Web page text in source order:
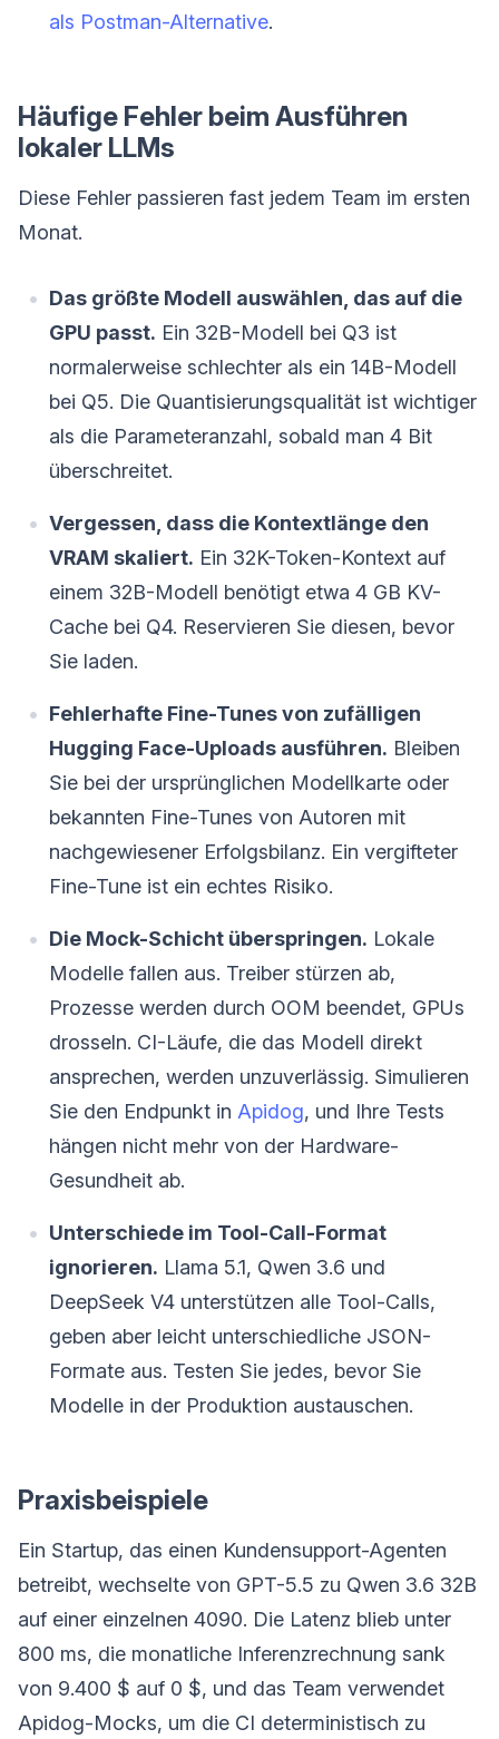
als Postman-Alternative.
Häufige Fehler beim Ausführen
lokaler LLMs
Diese Fehler passieren fast jedem Team im ersten
Monat.
Das größte Modell auswählen, das auf die
GPU passt. Ein 32B-Modell bei Q3 ist
normalerweise schlechter als ein 14B-Modell
bei Q5. Die Quantisierungsqualität ist wichtiger
als die Parameteranzahl, sobald man 4 Bit
überschreitet.
Vergessen, dass die Kontextlänge den
VRAM skaliert. Ein 32K-Token-Kontext auf
einem 32B-Modell benötigt etwa 4 GB KV-
Cache bei Q4. Reservieren Sie diesen, bevor
Sie laden.
Fehlerhafte Fine-Tunes von zufälligen
Hugging Face-Uploads ausführen. Bleiben
Sie bei der ursprünglichen Modellkarte oder
bekannten Fine-Tunes von Autoren mit
nachgewiesener Erfolgsbilanz. Ein vergifteter
Fine-Tune ist ein echtes Risiko.
Die Mock-Schicht überspringen. Lokale
Modelle fallen aus. Treiber stürzen ab,
Prozesse werden durch OOM beendet, GPUs
drosseln. CI-Läufe, die das Modell direkt
ansprechen, werden unzuverlässig. Simulieren
Sie den Endpunkt in Apidog, und Ihre Tests
hängen nicht mehr von der Hardware-
Gesundheit ab.
Unterschiede im Tool-Call-Format
ignorieren. Llama 5.1, Qwen 3.6 und
DeepSeek V4 unterstützen alle Tool-Calls,
geben aber leicht unterschiedliche JSON-
Formate aus. Testen Sie jedes, bevor Sie
Modelle in der Produktion austauschen.
Praxisbeispiele
Ein Startup, das einen Kundensupport-Agenten
betreibt, wechselte von GPT-5.5 zu Qwen 3.6 32B
auf einer einzelnen 4090. Die Latenz blieb unter
800 ms, die monatliche Inferenzrechnung sank
von 9.400 $ auf 0 $, und das Team verwendet
Apidog-Mocks, um die CI deterministisch zu